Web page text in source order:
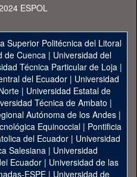
ESPOL
Superior Politécnica del Litoral
de Cuenca| Universidad del
Técnica Particular de Loja|
del Ecuador| Universidad
| Universidad Estatal de
Técnica de Ambato |
Autónoma de los Andes|
Equinoccial| Pontificia
del Ecuador | Universidad
Salesiana | Universidad
Ecuador | Universidad de las
ESPE | Universidad de